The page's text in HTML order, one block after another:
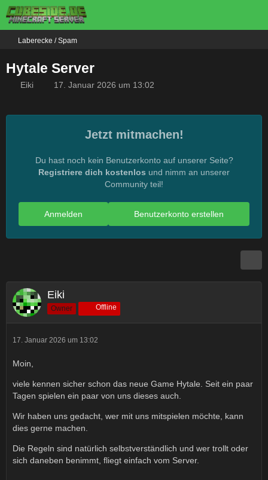
Laberecke / Spam
Hytale Server
Eiki 17. Januar 2026 um 13:02
Jetzt mitmachen!
Du hast noch kein Benutzerkonto auf unserer Seite?
Registriere dich kostenlos und nimm an unserer
Community teil!
Benutzerkonto erstellen
Anmelden
Eiki
Owner Offline
17. Januar 2026 um 13:02
Moin,
viele kennen sicher schon das neue Game Hytale. Seit ein paar
Tagen spielen ein paar von uns dieses auch.
Wir haben uns gedacht, wer mit uns mitspielen möchte, kann
dies gerne machen.
Die Regeln sind natürlich selbstverständlich und wer trollt oder
sich daneben benimmt, fliegt einfach vom Server.